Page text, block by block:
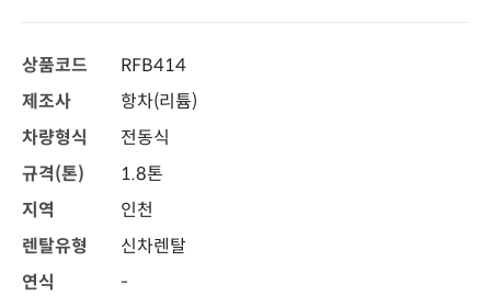
상품코드
RFB414
제조사
항차(리튬)
차량형식
전동식
규격(톤)
1.8톤
지역
인천
렌탈유형
신차렌탈
연식
-